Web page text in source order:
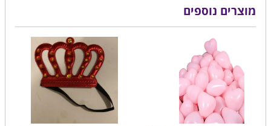
מוצרים נוספים